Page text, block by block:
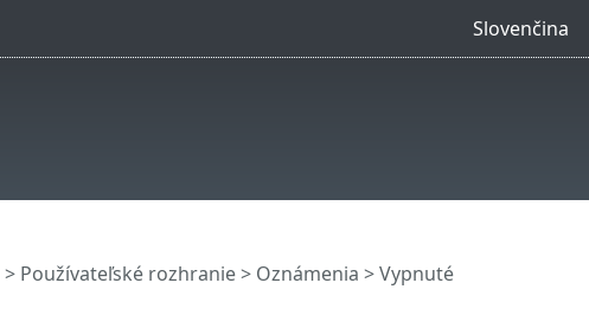
Slovenčina
> Používateľské rozhranie> Oznámenia > Vypnuté